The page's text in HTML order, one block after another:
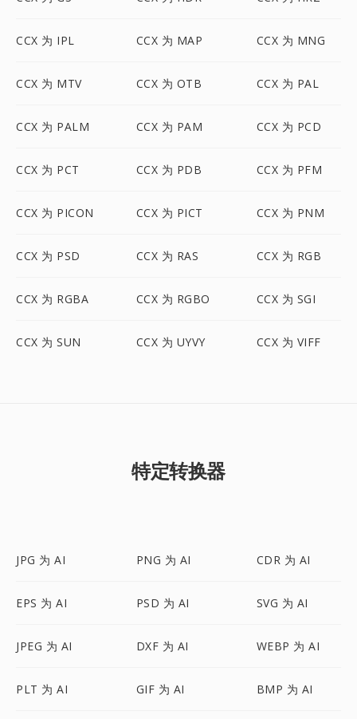
CCX 为 IPL CCX 为 MAP CCX 为 MNG
CCX 为 MTV CCX 为 OTB CCX 为 PAL
CCX 为 PALM CCX 为 PAM CCX 为 PCD
CCX 为 PCT CCX 为 PDB CCX 为 PFM
CCX 为 PICON CCX 为 PICT CCX 为 PNM
CCX 为 PSD CCX 为 RAS CCX 为 RGB
CCX 为 RGBA CCX 为 RGBO CCX 为 SGI
CCX 为 SUN CCX 为 UYVY CCX 为 VIFF
特定转换器
JPG 为 AI PNG 为 AI CDR 为 AI
EPS 为 AI PSD 为 AI SVG 为 AI
JPEG 为 AI DXF 为 AI WEBP 为 AI
PLT 为 AI GIF 为 AI BMP 为 AI